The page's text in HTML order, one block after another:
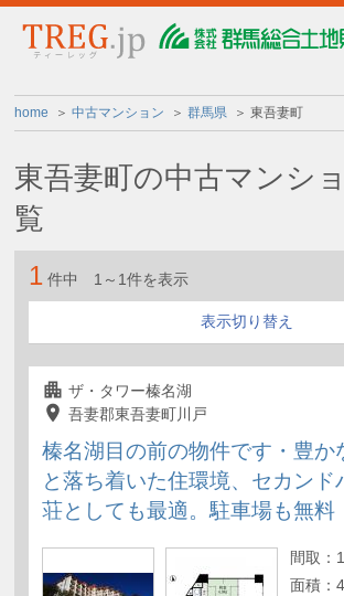
home 中古マンション 群馬県 東吾妻町
東吾妻町の中古マンシ
覧
1 件中 1～1件を表示
表示切り替え
並び替え
apartment ザ・タワー榛名湖
place 吾妻郡東吾妻町川戸
榛名湖目の前の物件です・豊か
と落ち着いた住環境、セカンド
荘としても最適。駐車場も無料
間取：
面積：